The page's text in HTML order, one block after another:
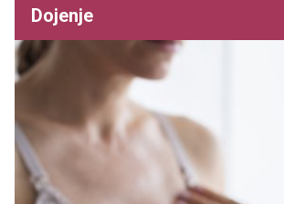
Dojenje